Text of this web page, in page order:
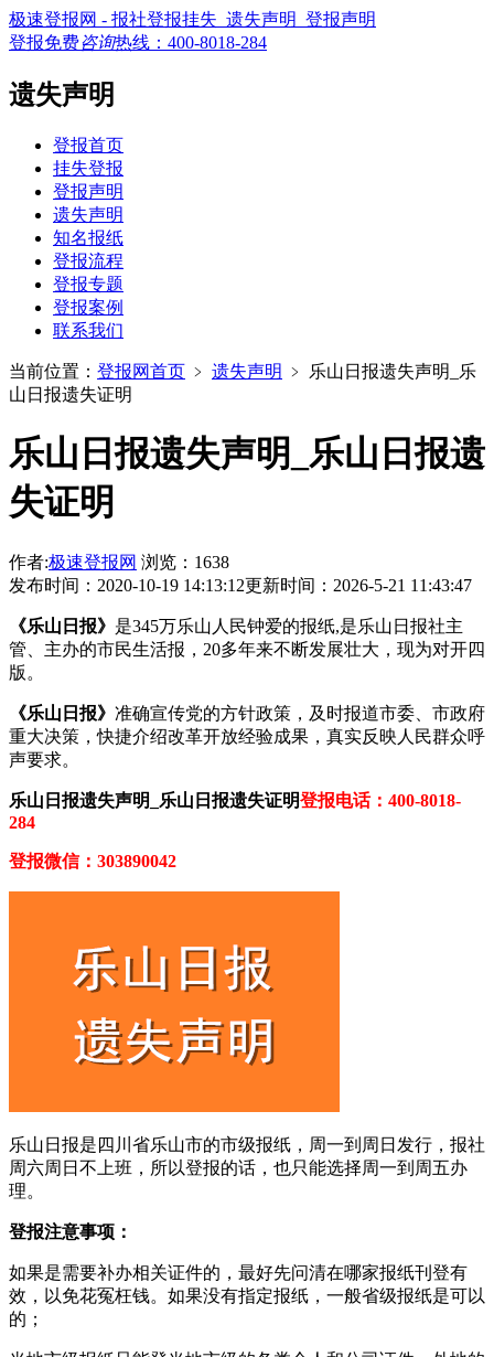
极速登报网 - 报社登报挂失_遗失声明_登报声明
登报免费咨询热线： 400-8018-284
遗失声明
登报首页
挂失登报
登报声明
遗失声明
知名报纸
登报流程
登报专题
登报案例
联系我们
当前位置： 登报网首页 ﹥ 遗失声明 ﹥
乐山日报遗失声明_乐
山日报遗失证明
乐山日报遗失声明_乐山日报遗
失证明
作者:极速登报网 浏览：1638
发布时间：2020-10-19 14:13:12更新时间：2026-5-21 11:43:47
《乐山日报》 是345万乐山人民钟爱的报纸,是乐山日报社主
管、主办的市民生活报，20多年来不断发展壮大，现为对开四
版。
《乐山日报》 准确宣传党的方针政策，及时报道市委、市政府
重大决策，快捷介绍改革开放经验成果，真实反映人民群众呼
声要求。
乐山日报遗失声明_乐山日报遗失证明登报电话：400-8018-
284
登报微信：303890042
乐山日报是四川省乐山市的市级报纸，周一到周日发行，报社
周六周日不上班，所以登报的话，也只能选择周一到周五办
理。
登报注意事项：
如果是需要补办相关证件的，最好先问清在哪家报纸刊登有
效，以免花冤枉钱。如果没有指定报纸，一般省级报纸是可以
的；